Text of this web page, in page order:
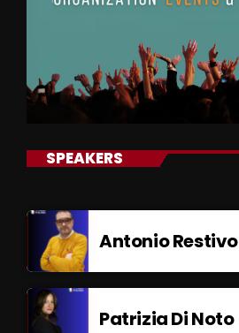
SPEAKERS
Antonio Restivo
Patrizia Di Noto